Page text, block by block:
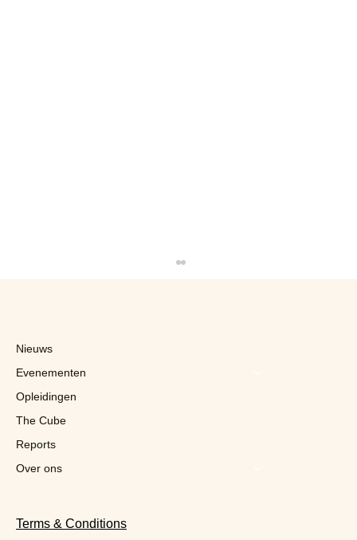
Eerste GFS Congres: verse data en
spicy ideeën voor de foodservice van
Nieuws
Evenementen
Opleidingen
The Cube
Reports
Over ons
Terms & Conditions